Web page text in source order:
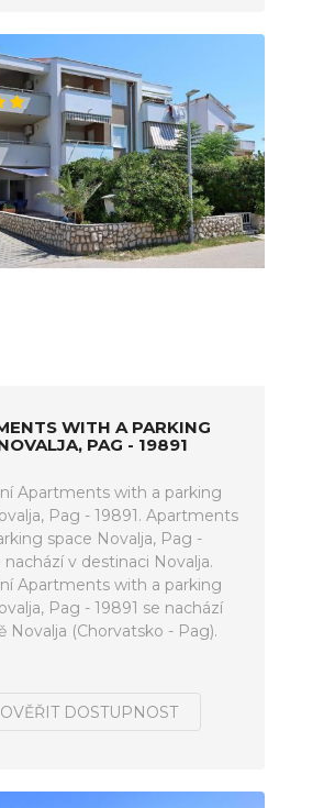
WITH A PARKING
PAG - 19891
Apartments with a parking
Pag - 19891. Apartments
space Novalja, Pag -
nachází v destinaci Novalja.
Apartments with a parking
Pag - 19891 se nachází
Novalja (Chorvatsko - Pag).
OVĚŘIT DOSTUPNOST